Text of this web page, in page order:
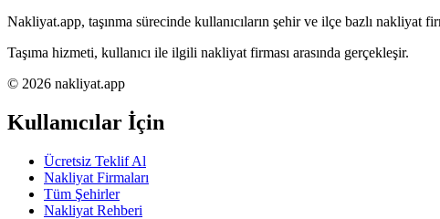
Nakliyat.app, taşınma sürecinde kullanıcıların şehir ve ilçe bazlı nakliyat
Taşıma hizmeti, kullanıcı ile ilgili nakliyat firması arasında gerçekleşir.
© 2026 nakliyat.app
Kullanıcılar İçin
Ücretsiz Teklif Al
Nakliyat Firmaları
Tüm Şehirler
Nakliyat Rehberi